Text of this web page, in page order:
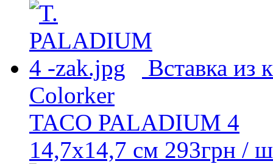
Вставка из
Colorker
TACO PALADIUM 4
14,7x14,7 см 293грн /